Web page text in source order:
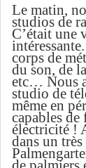
Le matin,
studios de
C’était une
corps de
du son, de
etc… Nous
studio de
même en
capables de
électricité !
dans un